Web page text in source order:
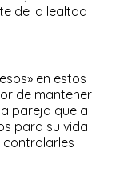
de la lealtad
en estos
de mantener
pareja que a
para su vida
controlarles